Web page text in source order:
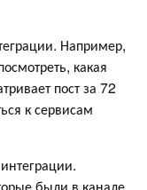
Например,
какая
пост за 72
к сервисам
были в канале